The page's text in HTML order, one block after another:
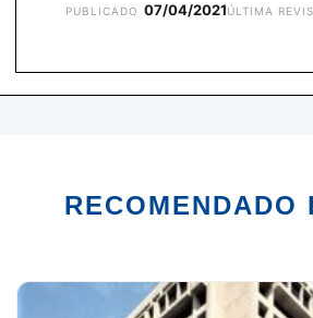
PUBLICADO 07/04/2021ÚLTIMA
RECOMENDADO